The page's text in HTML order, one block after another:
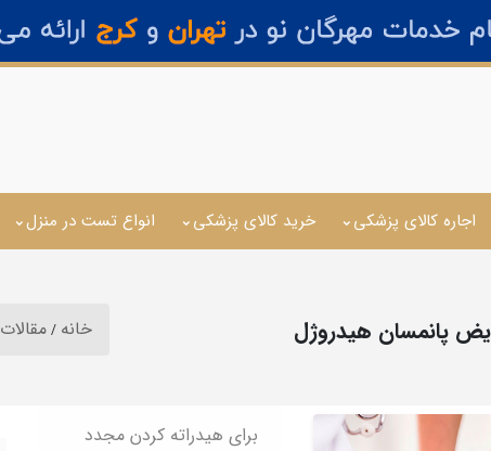
اجاره کالای پزشکی خرید کالای پزشکی انواع تست در منزل
پانمسان هیدروژل خانه مقالات
برای هیدراته کردن مجدد